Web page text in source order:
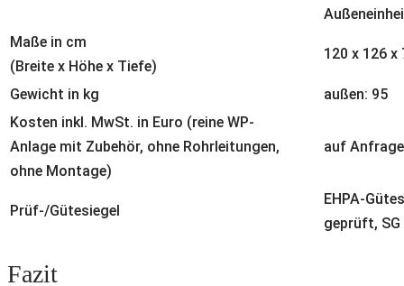
Maße in cm
(Breite x Höhe x Tiefe)
120 x 126 x
Gewicht in kg
außen: 95
Kosten inkl. MwSt. in Euro (reine WP-
Anlage mit Zubehör, ohne Rohrleitungen,
ohne Montage)
auf Anfrage
Prüf-/Gütesiegel
EHPA-
geprüft, SG
Fazit